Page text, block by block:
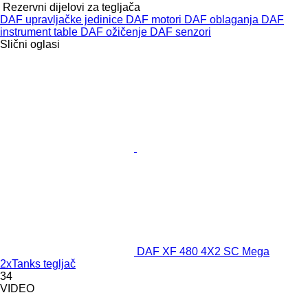
Rezervni dijelovi za tegljača
DAF upravljačke jedinice DAF motori DAF oblaganja DAF
instrument table DAF ožičenje DAF senzori
Slični oglasi
DAF XF 480 4X2 SC Mega
2xTanks tegljač
34
VIDEO